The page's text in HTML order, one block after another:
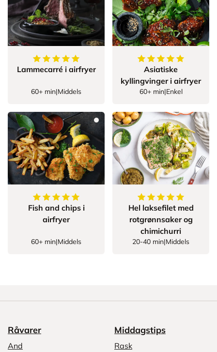
5av5stjerner
Lammecarré i airfryer
60+ min|Middels
5av5stjerner
Asiatiske
kyllingvinger i airfryer
60+ min|Enkel
5av5stjerner
Fish and chips i
airfryer
60+ min|Middels
5av5stjerner
Hel laksefilet med
rotgrønnsaker og
chimichurri
20-40 min|Middels
Råvarer
And
Middagstips
Rask